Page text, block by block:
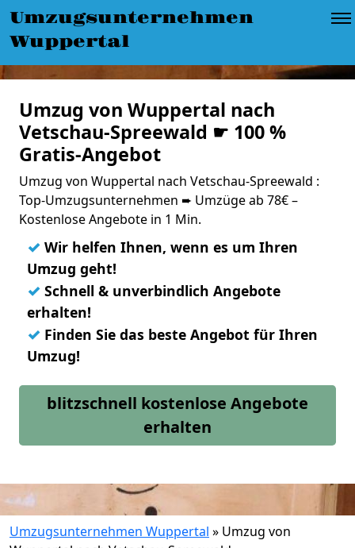
Umzugsunternehmen
Wuppertal
Umzug von Wuppertal nach
Vetschau-Spreewald ☛ 100 %
Gratis-Angebot
Umzug von Wuppertal nach Vetschau-Spreewald :
Top-Umzugsunternehmen ➨ Umzüge ab 78€ –
Kostenlose Angebote in 1 Min.
✓ Wir helfen Ihnen, wenn es um Ihren
Umzug geht!
✓ Schnell & unverbindlich Angebote
erhalten!
✓ Finden Sie das beste Angebot für Ihren
Umzug!
blitzschnell kostenlose Angebote
erhalten
Umzugsunternehmen Wuppertal » Umzug von